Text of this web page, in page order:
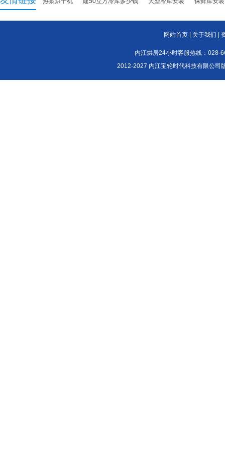
网站首页 关于我们
内江烘房24小时客服热线：
2012-2027 内江宝轮时代科技有限公司